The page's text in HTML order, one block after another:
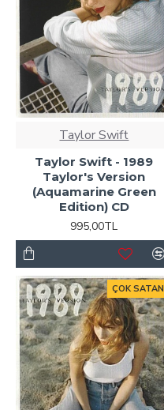
Taylor Swift
Taylor Swift - 1989
Taylor's Version
(Aquamarine Green
Edition) CD
995,00TL
ÇOK SATAN